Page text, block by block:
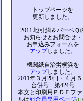
トップページを
更新しました。
2011 地引網＆バーベＱ
お知らせとお問合せ・
お申込みフォームを
アップしました。
機関紙自治労横浜を
アップしました。
2011年３月20日・４月５
合併号 第424号
本文と印刷用ＰＤＦファ
ルは組合員専用ページ